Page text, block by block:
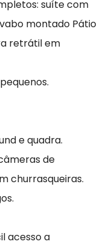
suíte com
montado Pátio
retrátil em
e quadra.
de
churrasqueiras.
acesso a